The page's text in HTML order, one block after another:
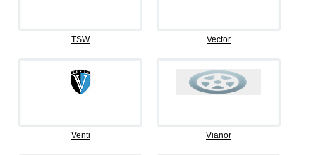
TSW Vector
Venti Vianor